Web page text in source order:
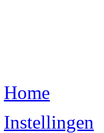
Home
Instellingen